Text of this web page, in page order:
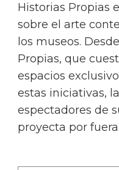
Historias Propias
sobre el arte
los museos.
Propias, que
espacios
estas iniciativas,
espectadores de
proyecta por